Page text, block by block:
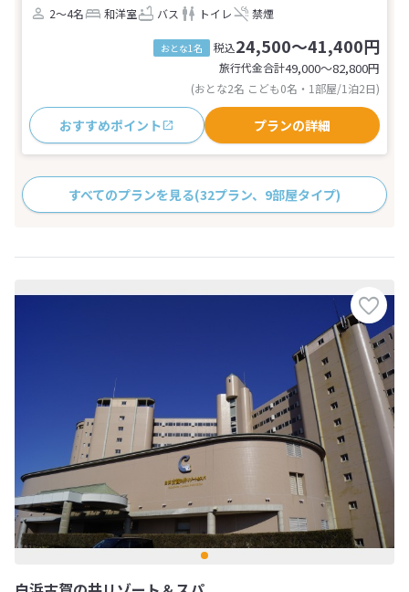
2～4名
和洋室 バス トイレ 禁煙
おとな1名 税込24,500～41,400円
旅行代金合計49,000〜82,800円
(おとな2名 こども0名・1部屋/1泊2日)
おすすめポイント プランの詳細
すべてのプランを見る(32プラン、9部屋タイプ)